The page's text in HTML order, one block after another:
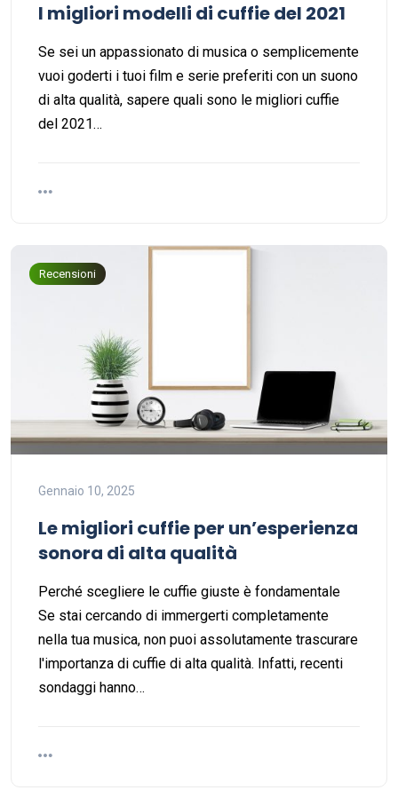
I migliori modelli di cuffie del 2021
Se sei un appassionato di musica o semplicemente
vuoi goderti i tuoi film e serie preferiti con un suono
di alta qualità, sapere quali sono le migliori cuffie
del 2021…
Recensioni
Gennaio 10, 2025
Le migliori cuffie per un’esperienza
sonora di alta qualità
Perché scegliere le cuffie giuste è fondamentale
Se stai cercando di immergerti completamente
nella tua musica, non puoi assolutamente trascurare
l'importanza di cuffie di alta qualità. Infatti, recenti
sondaggi hanno…